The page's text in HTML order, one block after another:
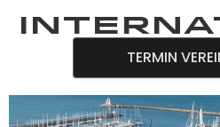
TERMIN